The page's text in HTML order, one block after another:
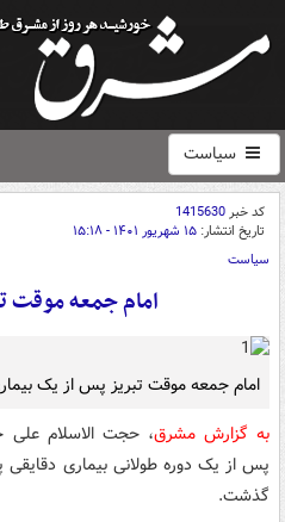
سیاست
کد خبر1415630
تاریخ انتشار: ۱۵ شهریور ۱۴۰۱ - ۱۵:۱۸
سیاست
امام جمعه موقت
امام جمعه موقت تبریز پس از یک
به گزارش مشرق، حجت الاسلام علی
پس از یک دوره طولانی بیماری
گذشت.